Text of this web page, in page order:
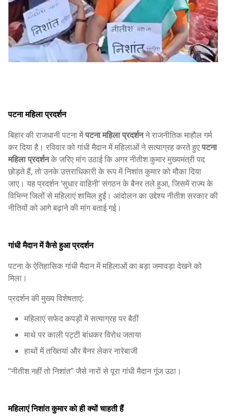
पटना महिला प्रदर्शन
बिहार की राजधानी पटना मेंपटना महिला प्रदर्शनने राजनीतिक माहौल गर्म
कर दिया है। रविवार को गांधी मैदान में महिलाओं ने सत्याग्रह करते हुएपटना
महिला प्रदर्शनके जरिए मांग उठाई कि अगरनीतीश कुमारमुख्यमंत्री पद
छोड़ते हैं, तो उनके उत्तराधिकारी के रूप मेंनिशांत कुमारको मौका दिया
जाए। यह प्रदर्शन ‘सुधार वाहिनी’ संगठन के बैनर तले हुआ, जिसमें राज्य के
विभिन्न जिलों से महिलाएं शामिल हुईं। आंदोलन का उद्देश्य नीतीश सरकार की
नीतियों को आगे बढ़ाने की मांग बताई गई।
गांधी मैदान में कैसे हुआ प्रदर्शन
पटना के ऐतिहासिकगांधी मैदानमें महिलाओं का बड़ा जमावड़ा देखने को
मिला।
प्रदर्शन की मुख्य विशेषताएं:
महिलाएं सफेद कपड़ों में सत्याग्रह पर बैठीं
माथे पर काली पट्टी बांधकर विरोध जताया
हाथों में तख्तियां और बैनर लेकर नारेबाजी
“नीतीश नहीं तो निशांत” जैसे नारों से पूरा गांधी मैदान गूंज उठा।
महिलाएं निशांत कुमार को ही क्यों चाहती हैं